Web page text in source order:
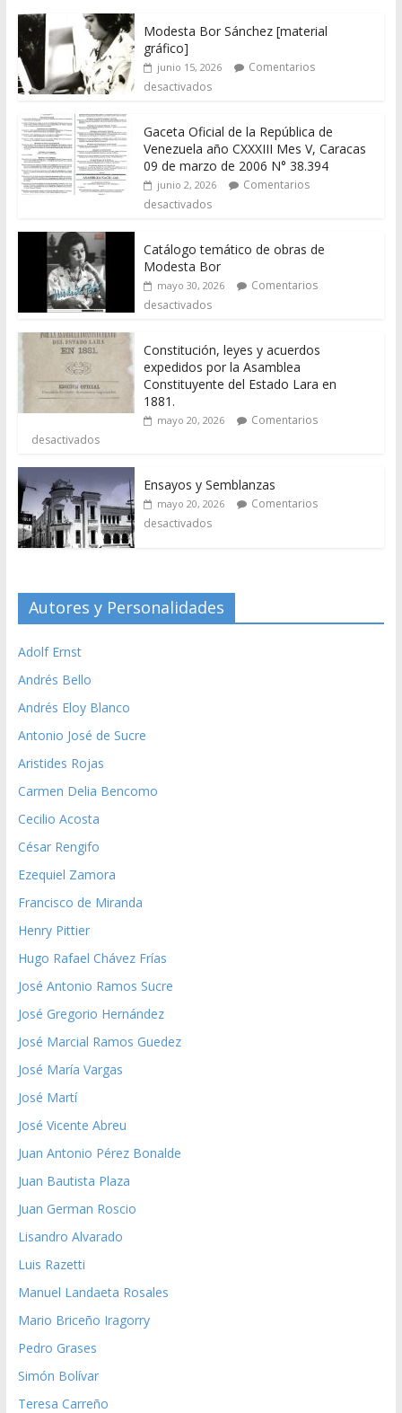
Modesta Bor Sánchez [material
gráfico]
junio 15, 2026
Comentarios
desactivados
Gaceta Oficial de la República de
Venezuela año CXXXIII Mes V, Caracas
09 de marzo de 2006 N° 38.394
junio 2, 2026
Comentarios
desactivados
Catálogo temático de obras de
Modesta Bor
mayo 30, 2026
Comentarios
desactivados
Constitución, leyes y acuerdos
expedidos por la Asamblea
Constituyente del Estado Lara en
1881.
mayo 20, 2026
Comentarios
desactivados
Ensayos y Semblanzas
mayo 20, 2026
Comentarios
desactivados
Autores y Personalidades
Adolf Ernst
Andrés Bello
Andrés Eloy Blanco
Antonio José de Sucre
Aristides Rojas
Carmen Delia Bencomo
Cecilio Acosta
César Rengifo
Ezequiel Zamora
Francisco de Miranda
Henry Pittier
Hugo Rafael Chávez Frías
José Antonio Ramos Sucre
José Gregorio Hernández
José Marcial Ramos Guedez
José María Vargas
José Martí
José Vicente Abreu
Juan Antonio Pérez Bonalde
Juan Bautista Plaza
Juan German Roscio
Lisandro Alvarado
Luis Razetti
Manuel Landaeta Rosales
Mario Briceño Iragorry
Pedro Grases
Simón Bolívar
Teresa Carreño